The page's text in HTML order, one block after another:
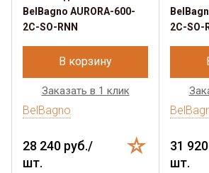
BelBagno AURORA-600-
2C-SO-RNN
В корзину
Заказать в 1 клик
BelBagno
28 240 руб./
шт.
2C-SO-
31
шт.